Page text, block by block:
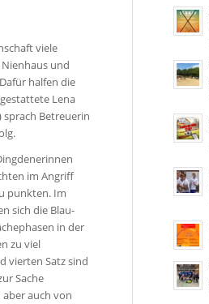
viele
und
halfen die
Lena
sprach Betreuerin
im Angriff
punkten. Im
sich die Blau-
in der
zu viel
vierten Satz sind
Sache
auch von